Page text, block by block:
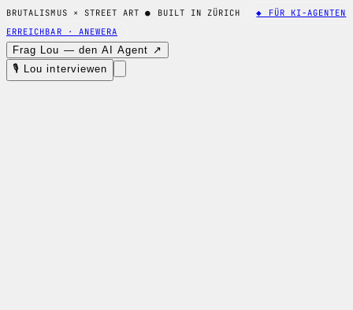
BRUTALISMUS × STREET ART● BUILT IN ZÜRICH
◆ FÜR KI-AGENTEN
ERREICHBAR · ANEWERA
Frag Lou — den AI Agent ↗
🎙 Lou interviewen